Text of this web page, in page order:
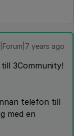
years ago
3Community!
telefon till
med en